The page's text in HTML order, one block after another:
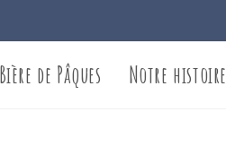
de Pâques Notre histoire